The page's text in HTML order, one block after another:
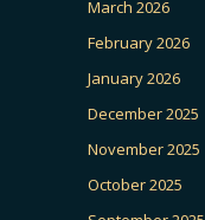
March 2026
February 2026
January 2026
December 2025
November 2025
October 2025